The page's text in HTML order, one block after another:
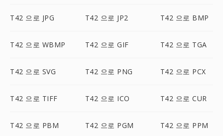
T42 으로 JPG T42 으로 JP2 T42 으로 BMP
T42 으로 WBMP T42 으로 GIF T42 으로 TGA
T42 으로 SVG T42 으로 PNG T42 으로 PCX
T42 으로 TIFF T42 으로 ICO T42 으로 CUR
T42 으로 PBM T42 으로 PGM T42 으로 PPM